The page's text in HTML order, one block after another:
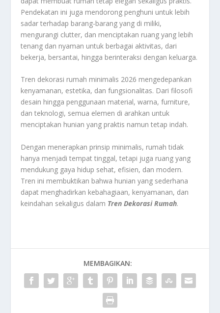
Pendekatan ini juga mendorong penghuni untuk lebih
sadar terhadap barang-barang yang di miliki,
mengurangi clutter, dan menciptakan ruang yang lebih
tenang dan nyaman untuk berbagai aktivitas, dari
bekerja, bersantai, hingga berinteraksi dengan keluarga.
Tren dekorasi rumah minimalis 2026 mengedepankan
kenyamanan, estetika, dan fungsionalitas. Dari filosofi
desain hingga penggunaan material, warna, furniture,
dan teknologi, semua elemen di arahkan untuk
menciptakan hunian yang praktis namun tetap indah.
Dengan menerapkan prinsip minimalis, rumah tidak
hanya menjadi tempat tinggal, tetapi juga ruang yang
mendukung gaya hidup sehat, efisien, dan modern.
Tren ini membuktikan bahwa hunian yang sederhana
dapat menghadirkan kebahagiaan, kenyamanan, dan
keindahan sekaligus dalam Tren Dekorasi Rumah.
MEMBAGIKAN: